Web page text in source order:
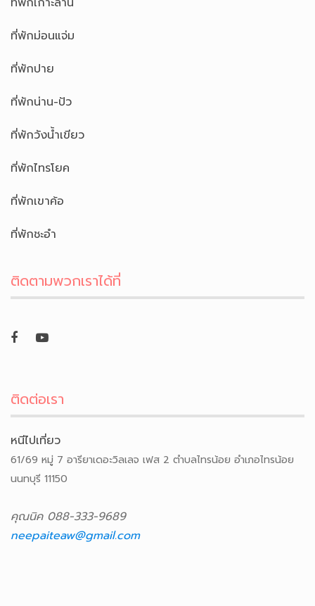
ที่พักม่อนแจ่ม
ที่พักปาย
ที่พักน่าน-ปัว
ที่พักวังน้ำเขียว
ที่พักไทรโยค
ที่พักเขาค้อ
ที่พักชะอำ
ติดตามพวกเราได้ที่
ติดต่อเรา
หนีไปเที่ยว
61/69 หมู่ 7 อารียาเดอะวิลเลจ เฟส 2 ตำบลไทรน้อย อำเภอไทรน้อย
นนทบุรี 11150
คุณนิค 088-333-9689
neepaiteaw@gmail.com